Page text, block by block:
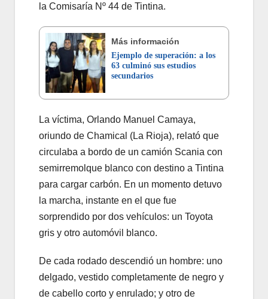
la Comisaría Nº 44 de Tintina.
Más información
Ejemplo de superación: a los
63 culminó sus estudios
secundarios
La víctima, Orlando Manuel Camaya,
oriundo de Chamical (La Rioja), relató que
circulaba a bordo de un camión Scania con
semirremolque blanco con destino a Tintina
para cargar carbón. En un momento detuvo
la marcha, instante en el que fue
sorprendido por dos vehículos: un Toyota
gris y otro automóvil blanco.
De cada rodado descendió un hombre: uno
delgado, vestido completamente de negro y
de cabello corto y enrulado; y otro de